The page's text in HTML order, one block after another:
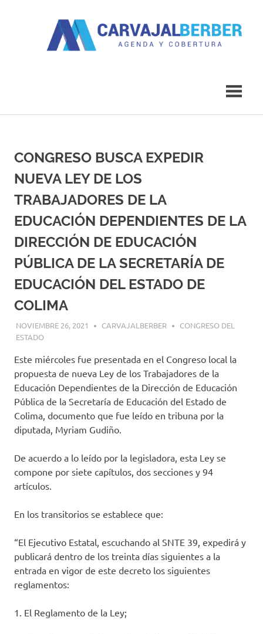
CONGRESO BUSCA EXPEDIR
NUEVA LEY DE LOS
TRABAJADORES DE LA
EDUCACIÓN DEPENDIENTES DE LA
DIRECCIÓN DE EDUCACIÓN
PÚBLICA DE LA SECRETARÍA DE
EDUCACIÓN DEL ESTADO DE
COLIMA
NOVIEMBRE 26, 2021 CARVAJALBERBER
CONGRESO DEL
ESTADO
Este miércoles fue presentada en el Congreso local la
propuesta de nueva Ley de los Trabajadores de la
Educación Dependientes de la Dirección de Educación
Pública de la Secretaría de Educación del Estado de
Colima, documento que fue leído en tribuna por la
diputada, Myriam Gudiño.
De acuerdo a lo leído por la legisladora, esta Ley se
compone por siete capítulos, dos secciones y 94
artículos.
En los transitorios se establece que:
“El Ejecutivo Estatal, escuchando al SNTE 39, expedirá y
publicará dentro de los treinta días siguientes a la
entrada en vigor de este decreto los siguientes
reglamentos:
1. El Reglamento de la Ley;